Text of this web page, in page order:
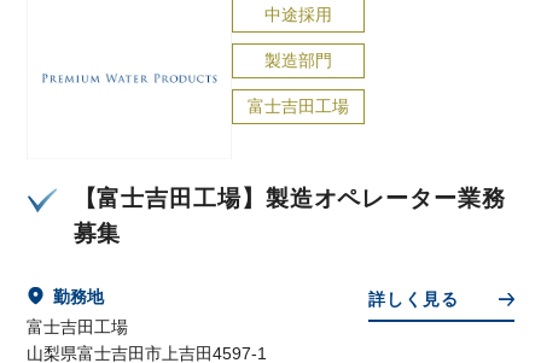
中途採用
製造部門
富士吉田工場
【富士吉田工場】製造オペレーター業務
募集
勤務地
富士吉田工場
山梨県富士吉田市上吉田4597-1
詳しく見る